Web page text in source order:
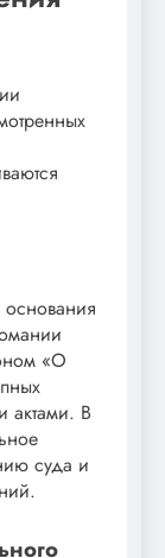
«О
актами. В
суда и